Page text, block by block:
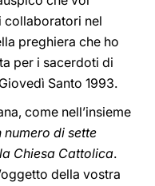
collaboratori nel
preghiera che ho
per i sacerdoti di
Santo 1993.
come nell’insieme
numero di sette
Chiesa Cattolica.
della vostra